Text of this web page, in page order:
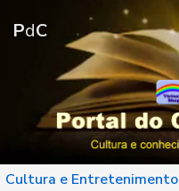
PdC
Cultura e Entretenimento